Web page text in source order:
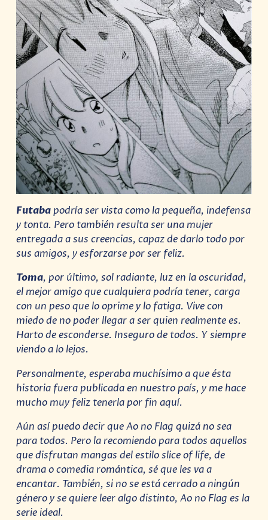
Futabapodría ser vista como la pequeña, indefensa
y tonta. Pero también resulta ser una mujer
entregada a sus creencias, capaz de darlo todo por
sus amigos, y esforzarse por ser feliz.
Toma, por último, sol radiante, luz en la oscuridad,
el mejor amigo que cualquiera podría tener, carga
con un peso que lo oprime y lo fatiga. Vive con
miedo de no poder llegar a ser quien realmente es.
Harto de esconderse. Inseguro de todos. Y siempre
viendo a lo lejos.
Personalmente, esperaba muchísimo a que ésta
historia fuera publicada en nuestro país, y me hace
mucho muy feliz tenerla por fin aquí.
Aún así puedo decir que Ao no Flag quizá no sea
para todos. Pero la recomiendo para todos aquellos
que disfrutan mangas del estilo slice of life, de
drama o comedia romántica, sé que les va a
encantar. También, si no se está cerrado a ningún
género y se quiere leer algo distinto, Ao no Flag es la
serie ideal.